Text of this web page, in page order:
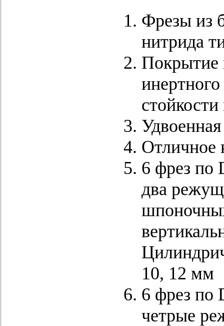
Фрезы из
нитрида
Покрытие
Отличное
6 фрез по
два
10, 12 мм
6 фрез по
четрые